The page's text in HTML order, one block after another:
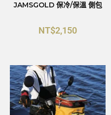
JAMSGOLD 保冷/保溫 側包
NT$2,150